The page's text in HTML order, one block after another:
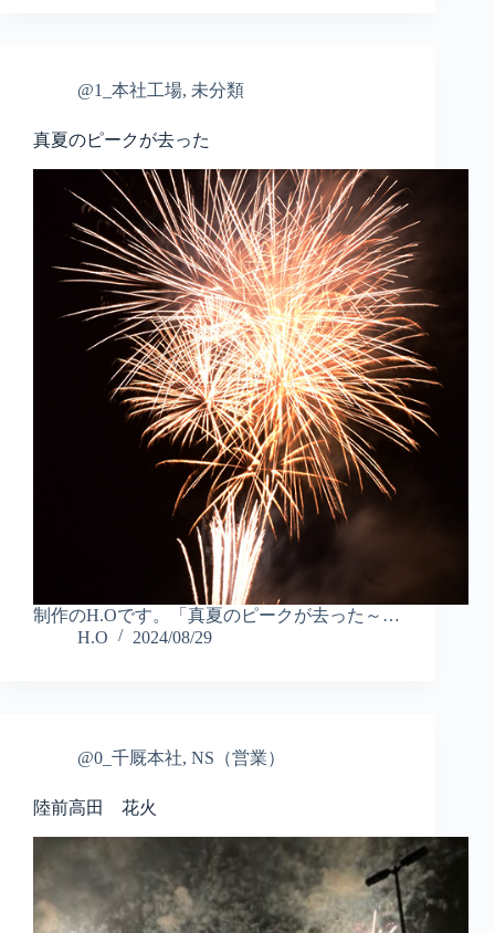
@1_本社工場, 未分類
真夏のピークが去った
制作のH.Oです。「真夏のピークが去った～…
H.O
2024/08/29
@0_千厩本社, NS（営業）
陸前高田 花火